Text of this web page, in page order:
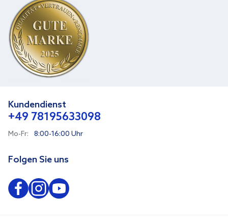
Kundendienst
+49 78195633098
Mo-Fr: 8:00-16:00 Uhr
Folgen Sie uns